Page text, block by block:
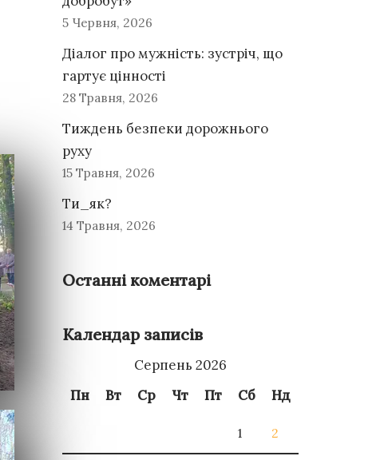
5 Червня, 2026
Діалог про мужність: зустріч, що
гартує цінності
28 Травня, 2026
Тиждень безпеки дорожнього
руху
15 Травня, 2026
Ти_як?
14 Травня, 2026
Останні коментарі
Календар записів
Серпень 2026
Пн
Вт Ср Чт Пт Сб Нд
1 2